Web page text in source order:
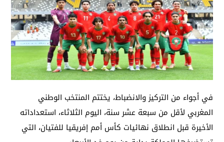
في أجواء من التركيز والانضباط، يختتم المنتخب الوطني
المغربي لأقل من سبعة عشر سنة، اليوم الثلاثاء، استعداداته
الأخيرة قبل انطلاق نهائيات كأس أمم إفريقيا للفتيان، التي